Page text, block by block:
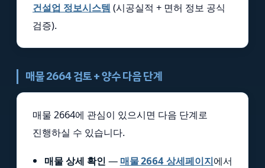
건설업 정보시스템 (시공실적 + 면허 정보 공식
검증).
매물 2664 검토 + 양수 다음 단계
매물 2664에 관심이 있으시면 다음 단계로
진행하실 수 있습니다.
매물 상세 확인 — 매물 2664 상세페이지에서